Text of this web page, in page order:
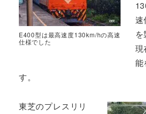
E400型は最高速度130km/hの高速
仕様でした
速
現
能
す。
東芝のプレスリリ